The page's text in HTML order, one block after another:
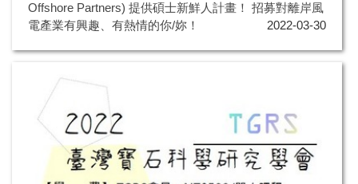
Offshore Partners) 提供碩士新鮮人計畫！ 招募對離岸風
電產業有興趣、有熱情的你/妳！
2022-03-30